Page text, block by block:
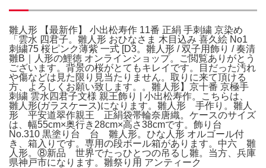
雛人形 【最新作】 小出松寿作 11番 正絹 手刺繍 京染め
「雲水 四君子。雛人形 おひなさま 木目込み 喜久絵 No1
刺繍75 桜ピンク薄紫 一式 [D3。雛人形 / 双子用飾り / 奏清
雛B｜人形の鯉徳 オンラインショップ。ご閲覧ありがとう
ございます。背景の桜がとてもキレイです。目だった汚れ
や傷などは見た限り見当たりません。取りに来て頂ける
方、よろしくお願い致します。。雛人形】京十番 京極手
刺繍 雲水四君子文様 親王飾り | 小出松寿作。こちらは、
雛人形(ガラスケース)になります。雛人形 手作り。雛人
形 平安道翠作親王 正絹袋帯輪奈唐織。ケースのサイズ
は、幅55cm×奥行き28cm×高さ38cmです。飾り台
No.310 黒塗り台 台 雛人形。ひな人形 オルゴール付
き、箱入りです。専用の段ボール箱があります。中六 雛
人形。⑧新品 世界でたっひとつの吊るし雛。当方、兵庫
県神戸市になります。雛祭り用 アンティーク